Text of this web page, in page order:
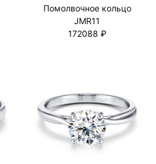
Помолвочное кольцо
JMR11
172088 ₽